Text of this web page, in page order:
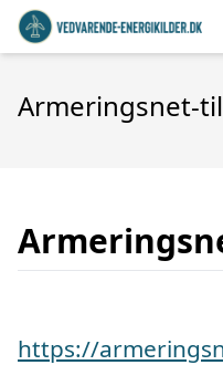
Armeringsnet-
https://